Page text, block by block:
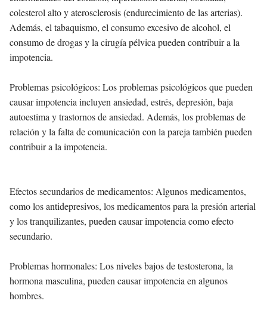
colesterol alto y aterosclerosis (endurecimiento de las arterias).
Además, el tabaquismo, el consumo excesivo de alcohol, el
consumo de drogas y la cirugía pélvica pueden contribuir a la
impotencia.
Problemas psicológicos: Los problemas psicológicos que pueden
causar impotencia incluyen ansiedad, estrés, depresión, baja
autoestima y trastornos de ansiedad. Además, los problemas de
relación y la falta de comunicación con la pareja también pueden
contribuir a la impotencia.
Efectos secundarios de medicamentos: Algunos medicamentos,
como los antidepresivos, los medicamentos para la presión arterial
y los tranquilizantes, pueden causar impotencia como efecto
secundario.
Problemas hormonales: Los niveles bajos de testosterona, la
hormona masculina, pueden causar impotencia en algunos
hombres.